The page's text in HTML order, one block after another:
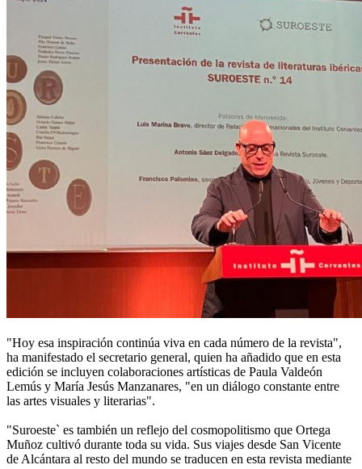
"Hoy esa inspiración continúa viva en cada número de la revista",
ha manifestado el secretario general, quien ha añadido que en esta
edición se incluyen colaboraciones artísticas de Paula Valdeón
Lemús y María Jesús Manzanares, "en un diálogo constante entre
las artes visuales y literarias".
"Suroeste` es también un reflejo del cosmopolitismo que Ortega
Muñoz cultivó durante toda su vida. Sus viajes desde San Vicente
de Alcántara al resto del mundo se traducen en esta revista mediante